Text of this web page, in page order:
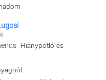
Hiánypótló és